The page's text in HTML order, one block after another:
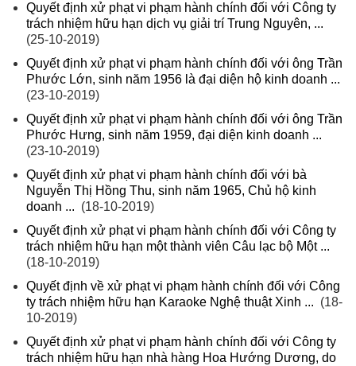
Quyết định xử phạt vi phạm hành chính đối với Công ty
trách nhiệm hữu hạn dịch vụ giải trí Trung Nguyên, ...
(25-10-2019)
Quyết định xử phạt vi phạm hành chính đối với ông Trần
Phước Lớn, sinh năm 1956 là đại diện hộ kinh doanh ...
(23-10-2019)
Quyết định xử phạt vi phạm hành chính đối với ông Trần
Phước Hưng, sinh năm 1959, đại diện kinh doanh ...
(23-10-2019)
Quyết định xử phạt vi phạm hành chính đối với bà
Nguyễn Thị Hồng Thu, sinh năm 1965, Chủ hộ kinh
doanh ... (18-10-2019)
Quyết định xử phạt vi phạm hành chính đối với Công ty
trách nhiệm hữu hạn một thành viên Câu lạc bộ Một ...
(18-10-2019)
Quyết định về xử phạt vi phạm hành chính đối với Công
ty trách nhiệm hữu hạn Karaoke Nghệ thuật Xinh ... (18-
10-2019)
Quyết định xử phạt vi phạm hành chính đối với Công ty
trách nhiệm hữu hạn nhà hàng Hoa Hướng Dương, do